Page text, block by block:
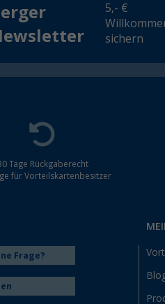
5,- €
sichern
Tage Rückgaberecht
für Vorteilskartenbesitzer
Frage?